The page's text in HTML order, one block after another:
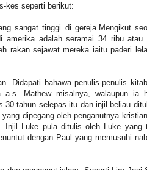
kes seperti berikut:
sangat tinggi di gereja.Mengikut
amerika adalah seramai 34 ribu atau
rakan sejawat mereka iaitu paderi
Didapati bahawa penulis-penulis
Mathew misalnya, walaupun ia
tahun selepas itu dan injil beliau
dipegang oleh penganutnya
Injil Luke pula ditulis oleh Luke yang
dengan Paul yang memusuhi